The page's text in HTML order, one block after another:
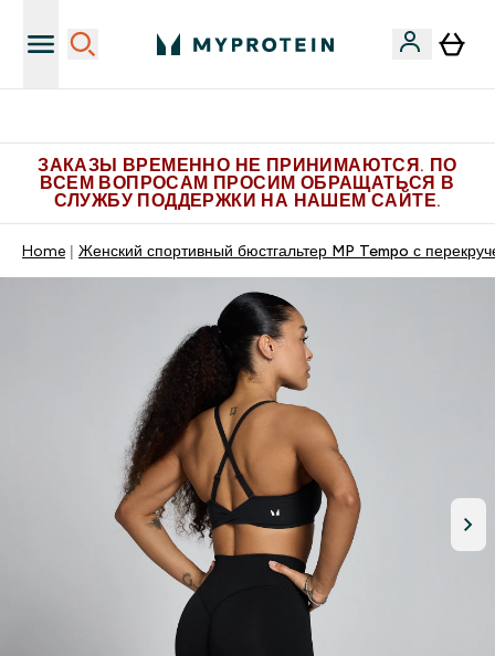
ЗАКАЗЫ ВРЕМЕННО НЕ ПРИНИМАЮТСЯ. ПО
ВСЕМ ВОПРОСАМ ПРОСИМ ОБРАЩАТЬСЯ В
СЛУЖБУ ПОДДЕРЖКИ НА НАШЕМ САЙТЕ.
Home Женский спортивный бюстгальтер MP Tempo с